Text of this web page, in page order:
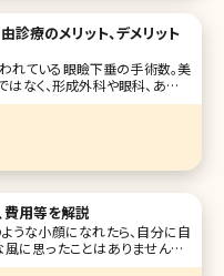
容クリニックに行こうか調べて
診療のメリット、デメリット
れている眼瞼下垂の手術数。美
なく、形成外科や眼科、あるい
診療で手術を受けることができ
保険診療と自由診療どう違う
費用等を解説
うな小顔になれたら、自分に自
思ったことはありませんか?
で顔が大きく見え、全体的にゴ